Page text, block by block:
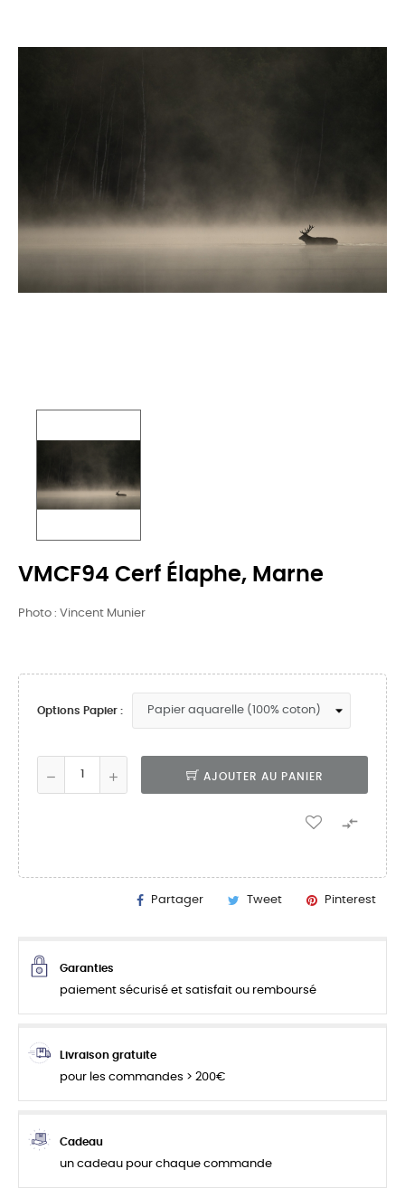
VMCF94 Cerf Élaphe, Marne
Photo : Vincent Munier
Options Papier :
AJOUTER AU PANIER

Partager Tweet Pinterest
Garanties
paiement sécurisé et satisfait ou remboursé
Livraison gratuite
pour les commandes > 200€
Cadeau
un cadeau pour chaque commande